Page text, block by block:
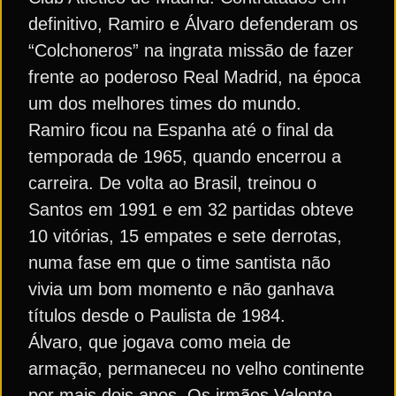
definitivo, Ramiro e Álvaro defenderam os
“Colchoneros” na ingrata missão de fazer
frente ao poderoso Real Madrid, na época
um dos melhores times do mundo.
Ramiro ficou na Espanha até o final da
temporada de 1965, quando encerrou a
carreira. De volta ao Brasil, treinou o
Santos em 1991 e em 32 partidas obteve
10 vitórias, 15 empates e sete derrotas,
numa fase em que o time santista não
vivia um bom momento e não ganhava
títulos desde o Paulista de 1984.
Álvaro, que jogava como meia de
armação, permaneceu no velho continente